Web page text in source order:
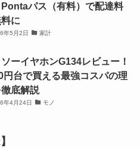
パス（有料）で配達料
に
年5月2日 家計
ーイヤホンG134レビュー！
円台で買える最強コスパの理
底解説
年4月24日 モノ